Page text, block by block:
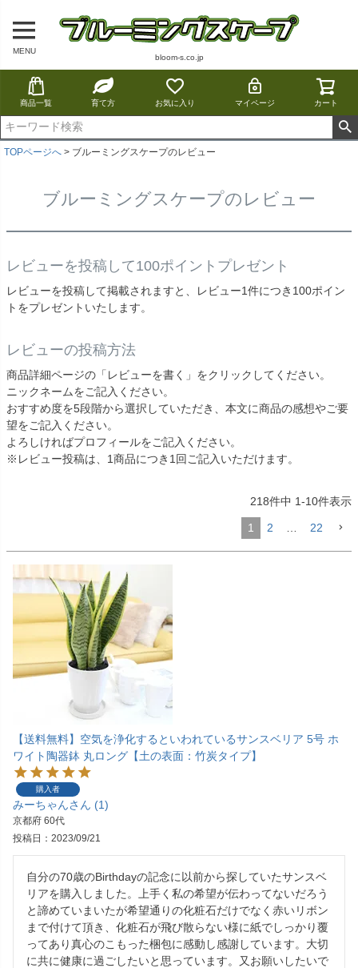
MENU
bloom-s.co.jp
商品一覧 育て方 お気に入り マイページ カート
TOPページへ ブルーミングスケープのレビュー
ブルーミングスケープのレビュー
レビューを投稿して100ポイントプレゼント
レビューを投稿して掲載されますと、レビュー1件につき100ポイン
トをプレゼントいたします。
レビューの投稿方法
商品詳細ページの「レビューを書く」をクリックしてください。
ニックネームをご記入ください。
おすすめ度を5段階から選択していただき、本文に商品の感想やご要
望をご記入ください。
よろしければプロフィールをご記入ください。
※レビュー投稿は、1商品につき1回ご記入いただけます。
218件中 1-10件表示
1 2 22
【送料無料】空気を浄化するといわれているサンスベリア 5号 ホ
ワイト陶器鉢 丸ロング【土の表面：竹炭タイプ】
購入者
みーちゃん 1
京都府 60代
投稿日
2023/09/21
自分の70歳のBirthdayの記念に以前から探していたサンスベ
リアを購入しました。上手く私の希望が伝わってないだろう
と諦めていまいたが希望通りの化粧石だけでなく赤いリボン
まで付けて頂き、化粧石が飛び散らない様に紙でしっかり覆
ってあり真心のこもった梱包に感動し感謝しています。大切
に共に健康に過ごしたいと思っています。又お願いしたいで